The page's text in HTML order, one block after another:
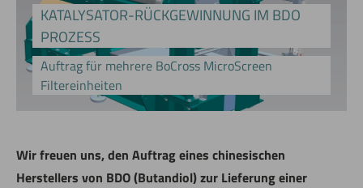
KATALYSATOR-RÜCKGEWINNUNG IM BDO
PROZESS
Auftrag für mehrere BoCross MicroScreen
Filtereinheiten
Wir freuen uns, den Auftrag eines chinesischen
Herstellers von BDO (Butandiol) zur Lieferung einer